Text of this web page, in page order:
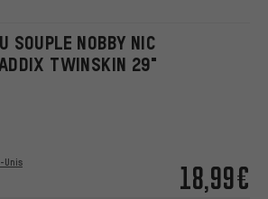
SOUPLE NOBBY NIC
TWINSKIN 29"
18,99€
Unis